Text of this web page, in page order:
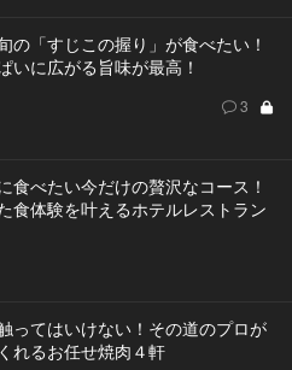
の「すじこの握り」が食べたい！
いに広がる旨味が最高！
3
食べたい今だけの贅沢なコース！
食体験を叶えるホテルレストラン
ってはいけない！その道のプロが
れるお任せ焼肉４軒